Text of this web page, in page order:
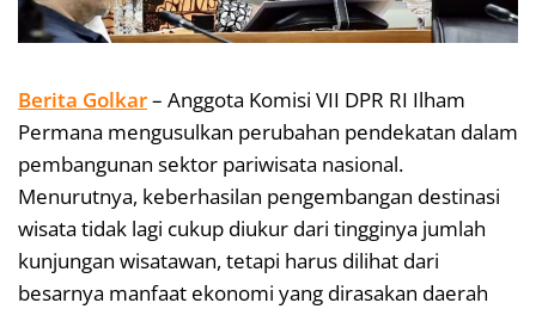
Berita Golkar– Anggota Komisi VII DPR RI Ilham
Permana mengusulkan perubahan pendekatan dalam
pembangunan sektor pariwisata nasional.
Menurutnya, keberhasilan pengembangan destinasi
wisata tidak lagi cukup diukur dari tingginya jumlah
kunjungan wisatawan, tetapi harus dilihat dari
besarnya manfaat ekonomi yang dirasakan daerah